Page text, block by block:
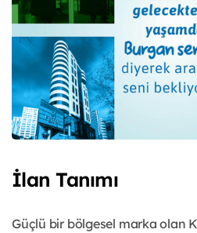
İlan Tanımı
Güçlü bir bölgesel marka olan